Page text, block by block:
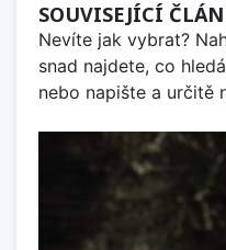
SOUVISEJÍCÍ
Nevíte jak vybrat?
snad najdete, co
nebo napište a určitě